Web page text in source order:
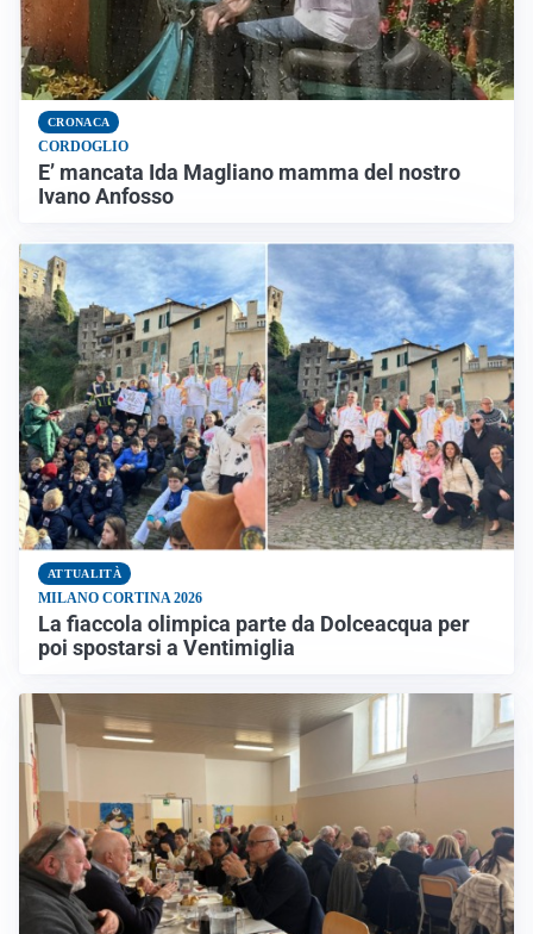
CRONACA
CORDOGLIO
E’ mancata Ida Magliano mamma del nostro
Ivano Anfosso
ATTUALITÀ
MILANO CORTINA 2026
La fiaccola olimpica parte da Dolceacqua per
poi spostarsi a Ventimiglia